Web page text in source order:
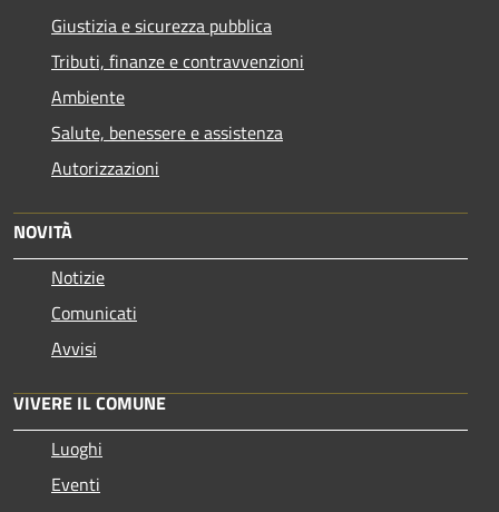
Giustizia e sicurezza pubblica
Tributi, finanze e contravvenzioni
Ambiente
Salute, benessere e assistenza
Autorizzazioni
NOVITÀ
Notizie
Comunicati
Avvisi
VIVERE IL COMUNE
Luoghi
Eventi